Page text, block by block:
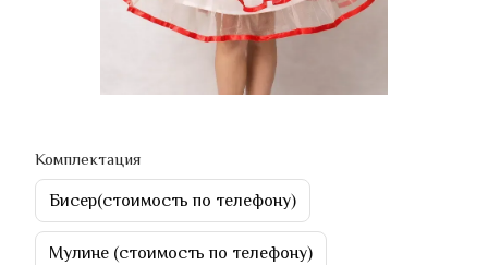
Комплектация
Бисер(стоимость по телефону)
Мулине (стоимость по телефону)